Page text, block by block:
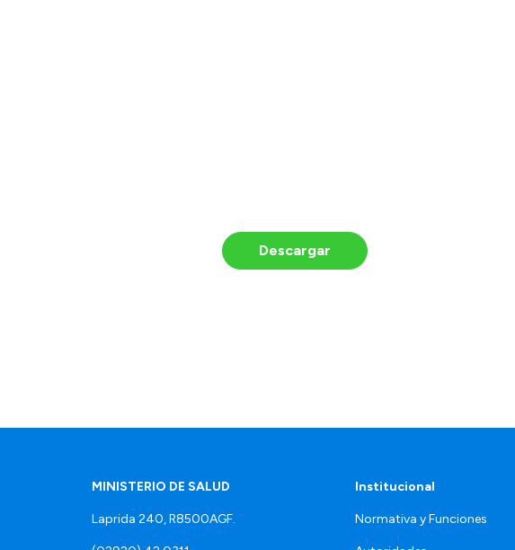
Descargar
MINISTERIO DE SALUD
Laprida 240, R8500AGF.
Institucional
Normativa y Funciones